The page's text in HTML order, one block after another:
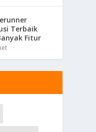
Terbaik
Fitur